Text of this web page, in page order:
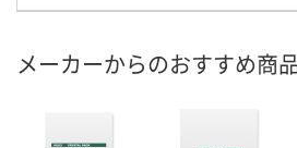
メーカーからのおすすめ商